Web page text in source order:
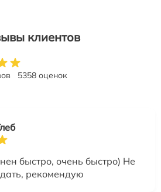
клиентов
5358 оценок
быстро, очень быстро) Не
рекомендую